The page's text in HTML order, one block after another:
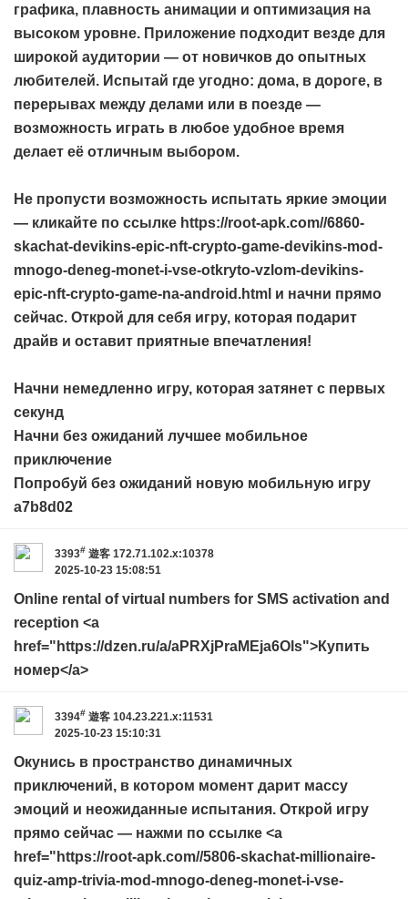
графика, плавность анимации и оптимизация на
высоком уровне. Приложение подходит везде для
широкой аудитории — от новичков до опытных
любителей. Испытай где угодно: дома, в дороге, в
перерывах между делами или в поезде —
возможность играть в любое удобное время
делает её отличным выбором.
Не пропусти возможность испытать яркие эмоции
— кликайте по ссылке https://root-apk.com//6860-
skachat-devikins-epic-nft-crypto-game-devikins-mod-
mnogo-deneg-monet-i-vse-otkryto-vzlom-devikins-
epic-nft-crypto-game-na-android.html и начни прямо
сейчас. Открой для себя игру, которая подарит
драйв и оставит приятные впечатления!
Начни немедленно игру, которая затянет с первых
секунд
Начни без ожиданий лучшее мобильное
приключение
Попробуй без ожиданий новую мобильную игру
a7b8d02
3393# 遊客 172.71.102.x:10378
2025-10-23 15:08:51
Online rental of virtual numbers for SMS activation and
reception <a
href="https://dzen.ru/a/aPRXjPraMEja6Ols">Купить
номер</a>
3394# 遊客 104.23.221.x:11531
2025-10-23 15:10:31
Окунись в пространство динамичных
приключений, в котором момент дарит массу
эмоций и неожиданные испытания. Открой игру
прямо сейчас — нажми по ссылке <a
href="https://root-apk.com//5806-skachat-millionaire-
quiz-amp-trivia-mod-mnogo-deneg-monet-i-vse-